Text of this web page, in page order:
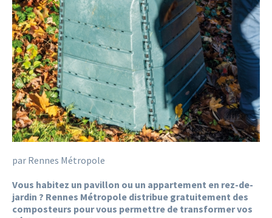
par Rennes Métropole
Vous habitez un pavillon ou un appartement en rez-de-
jardin ? Rennes Métropole distribue gratuitement des
composteurs pour vous permettre de transformer vos